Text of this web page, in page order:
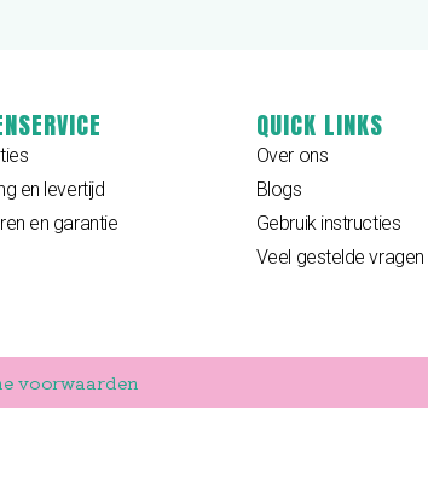
en levertijd
en garantie
QUICK LINKS
Over ons
Blogs
Gebruik instructies
Veel gestelde vragen
voorwaarden